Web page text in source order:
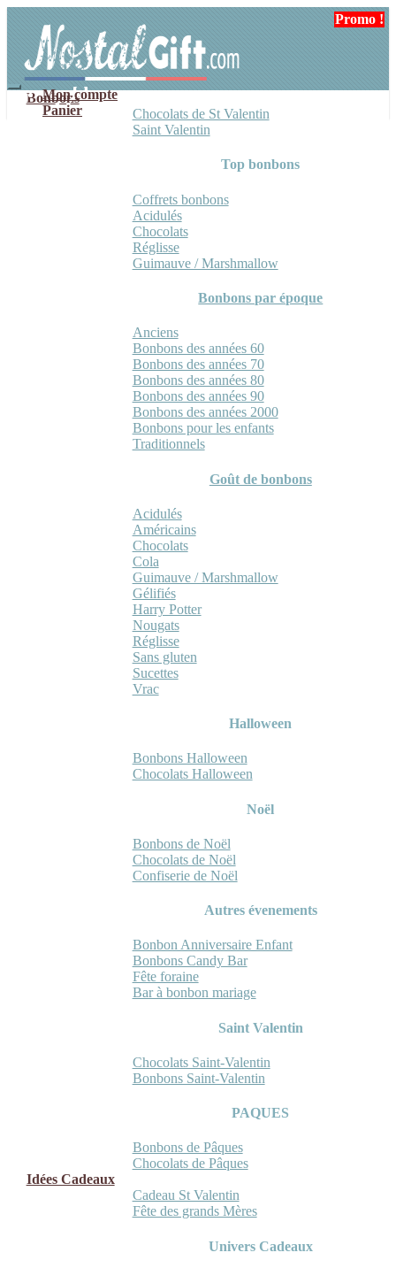
navigation
contenu
Mon compte
Panier
Bonbons
Chocolats de St Valentin
Saint Valentin
Top bonbons
Coffrets bonbons
Acidulés
Chocolats
Réglisse
Guimauve / Marshmallow
Bonbons par époque
Anciens
Bonbons des années 60
Bonbons des années 70
Bonbons des années 80
Bonbons des années 90
Bonbons des années 2000
Bonbons pour les enfants
Traditionnels
Goût de bonbons
Acidulés
Américains
Chocolats
Cola
Guimauve / Marshmallow
Gélifiés
Harry Potter
Nougats
Réglisse
Sans gluten
Sucettes
Vrac
Halloween
Bonbons Halloween
Chocolats Halloween
Noël
Bonbons de Noël
Chocolats de Noël
Confiserie de Noël
Autres évenements
Bonbon Anniversaire Enfant
Bonbons Candy Bar
Fête foraine
Bar à bonbon mariage
Saint Valentin
Chocolats Saint-Valentin
Bonbons Saint-Valentin
PAQUES
Bonbons de Pâques
Chocolats de Pâques
Idées Cadeaux
Cadeau St Valentin
Fête des grands Mères
Univers Cadeaux
Promo !